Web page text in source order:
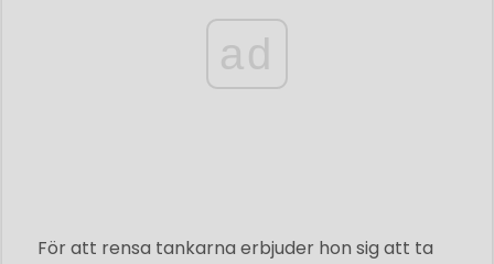
ad
För att rensa tankarna erbjuder hon sig att ta